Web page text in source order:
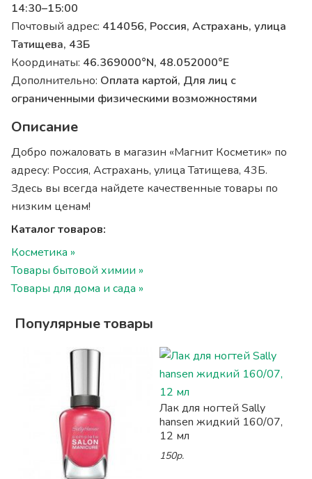
14:30–15:00
Почтовый адрес: 414056, Россия, Астрахань, улица
Татищева, 43Б
Координаты: 46.369000°N, 48.052000°E
Дополнительно: Оплата картой, Для лиц с
ограниченными физическими возможностями
Описание
Добро пожаловать в магазин «Магнит Косметик» по
адресу: Россия, Астрахань, улица Татищева, 43Б.
Здесь вы всегда найдете качественные товары по
низким ценам!
Каталог товаров:
Косметика »
Товары бытовой химии »
Товары для дома и сада »
Популярные товары
Лак для ногтей Sally
hansen жидкий 160/07,
12 мл
150р.